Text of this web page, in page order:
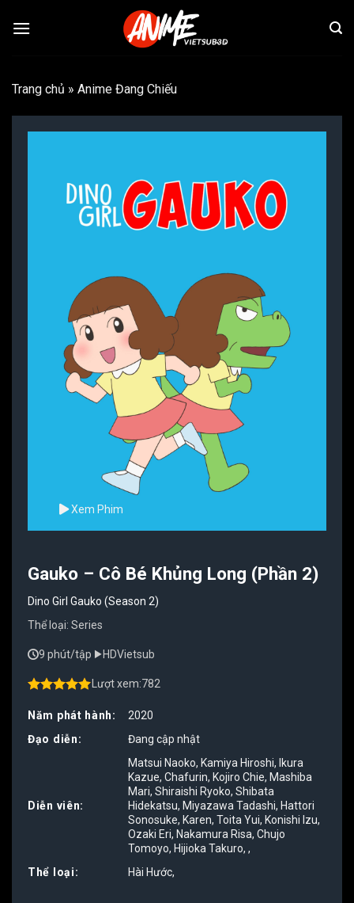
qua
Trang chủ » Anime Đang Chiếu
Xem Phim
Gauko – Cô Bé Khủng Long (Phần 2)
Dino Girl Gauko (Season 2)
Thể loại: Series
9 phút/tập HDVietsub
5
Lượt xem:782
Năm phát hành:
2020
Đạo diễn:
Đang cập nhật
Diễn viên:
Matsui Naoko, Kamiya Hiroshi, Ikura
Kazue, Chafurin, Kojiro Chie, Mashiba
Mari, Shiraishi Ryoko, Shibata
Hidekatsu, Miyazawa Tadashi, Hattori
Sonosuke, Karen, Toita Yui, Konishi Izu,
Ozaki Eri, Nakamura Risa, Chujo
Tomoyo, Hijioka Takuro, ,
Thể loại:
Hài Hước,